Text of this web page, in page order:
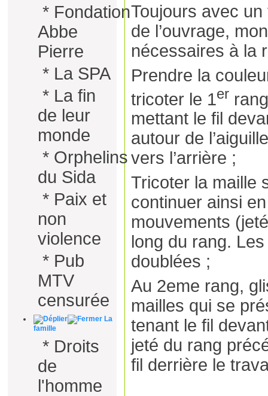
* Fondation
Abbe
Pierre
* La SPA
* La fin
de leur
monde
* Orphelins
du Sida
* Paix et
non
violence
* Pub
MTV
censurée
La
famille
* Droits
de
l'homme
Toujours avec
de l’ouvrage,
nécessaires à la
Prendre la
tricoter le 1er
mettant le fil
autour de
vers l’arrière ;
Tricoter la maille
continuer ainsi
mouvements
long du rang.
doublées ;
Au 2eme rang,
mailles qui se
tenant le fil
jeté du rang
fil derrière le